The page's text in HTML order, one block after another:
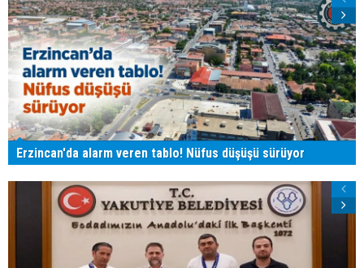
Erzincan'da alarm veren tablo! Nüfus düşüşü sürüyor